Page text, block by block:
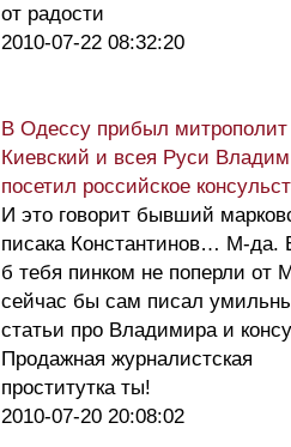
от радости
2010-07-22 08:32:20
В Одессу прибыл митрополит
Киевский и всея Руси
посетил российское
И это говорит бывший
писака Константинов… М-да.
б тебя пинком не поперли от
сейчас бы сам писал
статьи про Владимира и
Продажная журналистская
проститутка ты!
2010-07-20 20:08:02